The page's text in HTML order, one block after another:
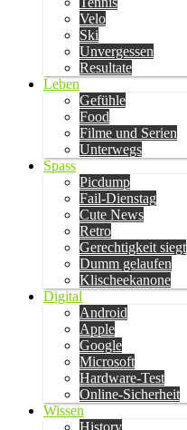
Velo
Ski
Unvergessen
Resultate
Leben
Gefühle
Food
Filme und Serien
Unterwegs
Spass
Picdump
Fail-Dienstag
Cute News
Retro
Gerechtigkeit siegt
Dumm gelaufen
Klischeekanone
Digital
Android
Apple
Google
Microsoft
Hardware-Test
Online-Sicherheit
Wissen
History